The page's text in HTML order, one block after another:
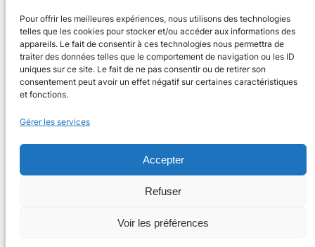
Pour offrir les meilleures expériences, nous utilisons des technologies
telles que les cookies pour stocker et/ou accéder aux informations des
appareils. Le fait de consentir à ces technologies nous permettra de
traiter des données telles que le comportement de navigation ou les ID
uniques sur ce site. Le fait de ne pas consentir ou de retirer son
consentement peut avoir un effet négatif sur certaines caractéristiques
et fonctions.
Gérer les services
Accepter
Refuser
Voir les préférences
Agenda 24
L'agenda des manifestations et activités en Dordogne
Tous les événements
Plus d’activités
S’abonner par mail
Nos valeurs
Mentions légales
WordPress